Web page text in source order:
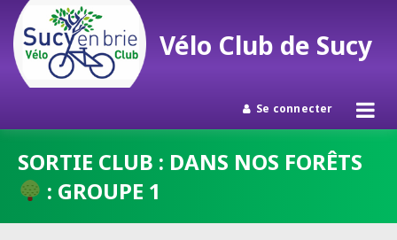
contenu
Vélo Club de Sucy
Se connecter
SORTIE CLUB : DANS NOS FORÊTS
: GROUPE 1